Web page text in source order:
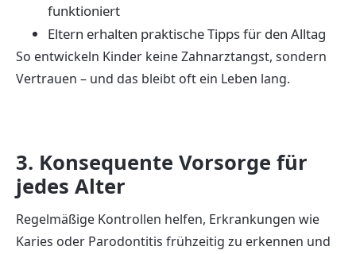
funktioniert
Eltern erhalten praktische Tipps für den Alltag
So entwickeln Kinder keine Zahnarztangst, sondern
Vertrauen – und das bleibt oft ein Leben lang.
3. Konsequente Vorsorge für
jedes Alter
Regelmäßige Kontrollen helfen, Erkrankungen wie
Karies oder Parodontitis frühzeitig zu erkennen und